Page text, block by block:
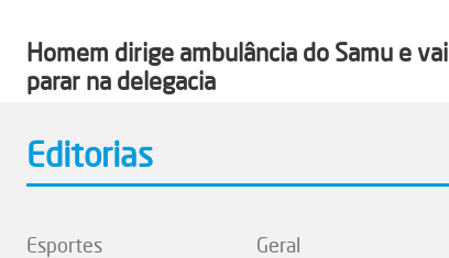
Homem dirige ambulância do Samu e vai
parar na delegacia
Editorias
Esportes
Geral